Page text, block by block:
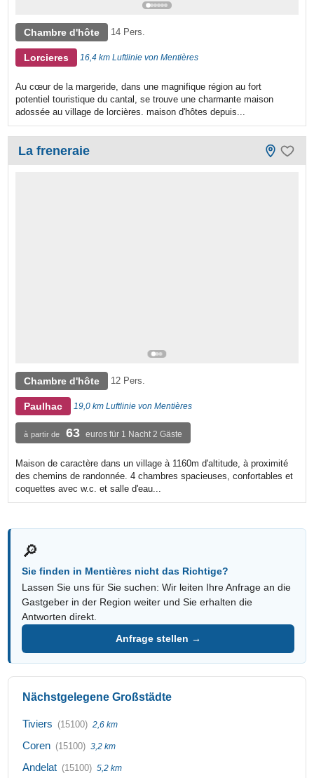
Chambre d'hôte 14 Pers.
Lorcieres 16,4 km Luftlinie von Mentières
Au cœur de la margeride, dans une magnifique région au fort
potentiel touristique du cantal, se trouve une charmante maison
adossée au village de lorcières. maison d'hôtes depuis...
La freneraie
Chambre d'hôte 12 Pers.
Paulhac 19,0 km Luftlinie von Mentières
à partir de 63 euros für 1 Nacht 2 Gäste
Maison de caractère dans un village à 1160m d'altitude, à proximité
des chemins de randonnée. 4 chambres spacieuses, confortables et
coquettes avec w.c. et salle d'eau...
🔎
Sie finden in Mentières nicht das Richtige?
Lassen Sie uns für Sie suchen: Wir leiten Ihre Anfrage an die
Gastgeber in der Region weiter und Sie erhalten die
Antworten direkt.
Anfrage stellen →
Nächstgelegene Großstädte
Tiviers (15100) 2,6 km
Coren (15100) 3,2 km
Andelat (15100) 5,2 km